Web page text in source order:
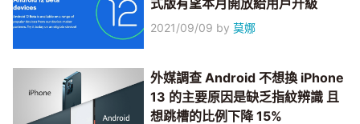
式版有望本月開放給用戶升級
2021/09/09 by莫娜
外媒調查 Android 不想換 iPhone
13 的主要原因是缺乏指紋辨識 且
想跳槽的比例下降 15%